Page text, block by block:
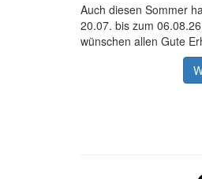
Auch diesen Sommer
20.07. bis zum
wünschen allen Gute